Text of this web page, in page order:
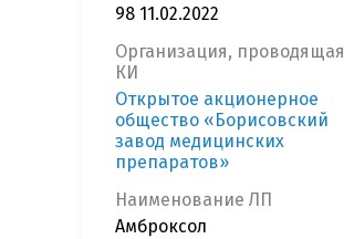
98 11.02.2022
Организация, проводящая
КИ
Открытое акционерное
общество «Борисовский
завод медицинских
препаратов»
Наименование ЛП
Амброксол